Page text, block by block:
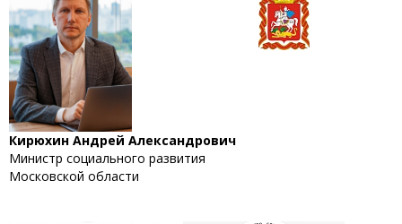
Кирюхин Андрей Александрович
Министр социального развития
Московской области